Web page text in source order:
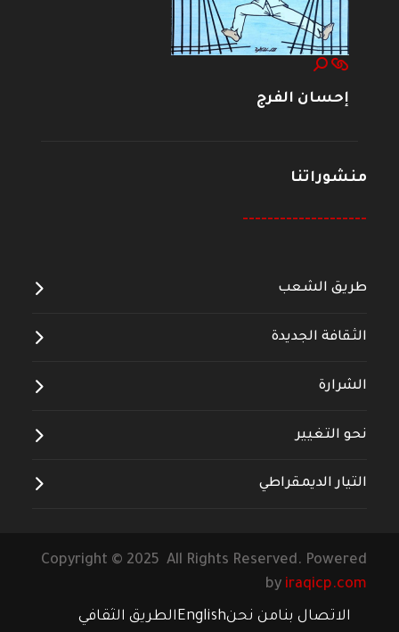
إحسان الفرج
منشوراتنا
--------------------
طريق الشعب
الثقافة الجديدة
الشرارة
نحو التغيير
التيار الديمقراطي
Copyright © 2025 All Rights Reserved. Powered
by iraqicp.com
الاتصال بنامن نحنEnglishالطريق الثقافي